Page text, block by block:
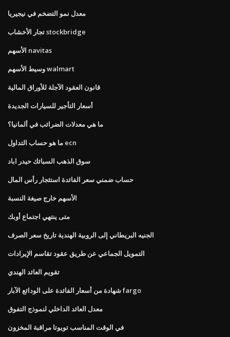
معدل نمو التضخم في نيجيريا
تجار الأخشاب stockbridge
الأسهم navitas
وسيط الأسهم walmart
قانون العقود الآجلة للأوراق المالية
أسعار التأجير للسيارات الجديدة
ما هي معدلات الضرائب في ألمانيا؟
ما هو حساب التداول ecn
سوق الذهب السبائك حيدر اباد
حساب ضمني سعر الفائدة استئجار رأس المال
الأسهم خارج صيغة النسبة
متى ينتهي اجتماع أوبك
الجنيه البريطاني إلى الروبية الهندية تاريخ سعر الصرف
التمويل الجماعي عن طريق عقود تقاسم الإيرادات
تقويم العائد الهندي
شهادة من أسعار الفائدة على الودائع الآبار fargo
معدل العائد الداخلي لنموذج التفوق
في الوقت المناسب تويوتا مراقبة المخزون